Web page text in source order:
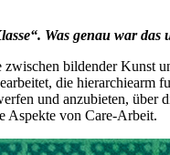
Was genau war
zwischen bildender Kunst
die
und anzubieten,
Aspekte von Care-Arbeit.